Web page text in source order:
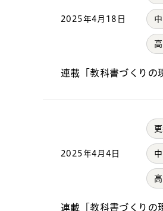
2025年4月18日
連載「教科書づくりの
2025年4月4日
連載「教科書づくりの